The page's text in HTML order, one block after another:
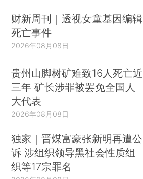
财新周刊｜透视女童基因编辑
死亡事件
2026年08月08日
贵州山脚树矿难致16人死亡近
三年 矿长涉罪被罢免全国人
大代表
2026年08月08日
独家｜晋煤富豪张新明再遭公
诉 涉组织领导黑社会性质组
织等17宗罪名